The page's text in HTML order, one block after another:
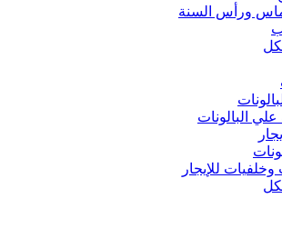
ورأس السنة
علي البالونات
للإيجار